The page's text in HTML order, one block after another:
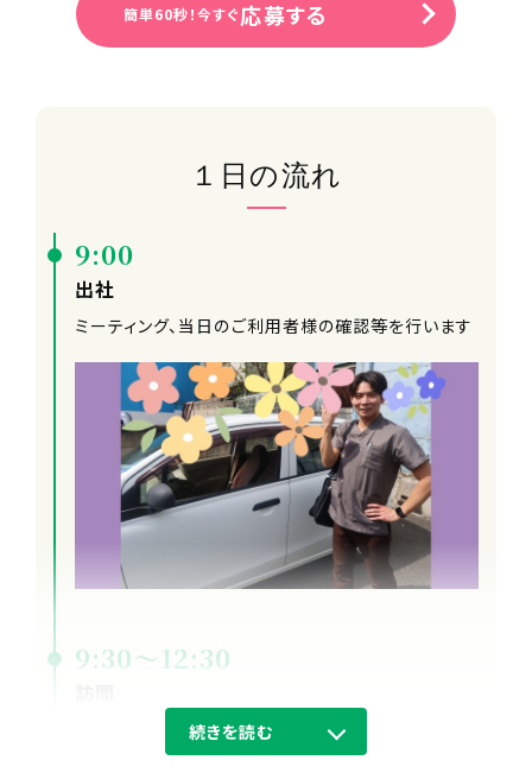
簡単60秒！今すぐ応募する
１日の流れ
続きを読む
9:00
出社
ミーティング、当日のご利用者様の確認等を行います
9:30～12:30
１～２件のご利用者様宅を回ります。